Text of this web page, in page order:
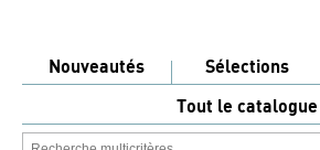
Nouveautés Sélections
Tout le catalogue